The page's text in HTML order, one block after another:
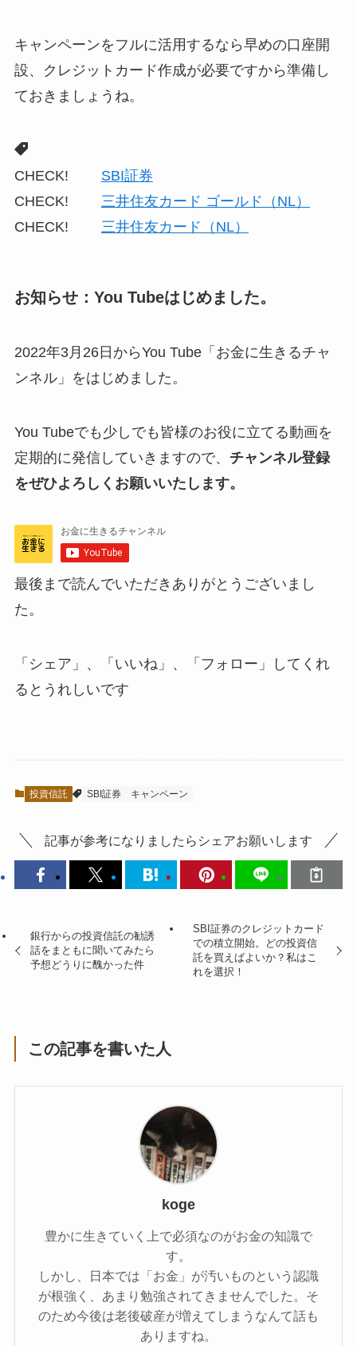
キャンペーンをフルに活用するなら早めの口座開
設、クレジットカード作成が必要ですから準備し
ておきましょうね。
CHECK!
SBI証券
CHECK!
三井住友カード ゴールド（NL）
CHECK!
三井住友カード（NL）
お知らせ：You Tubeはじめました。
2022年3月26日からYou Tube「お金に生きるチャ
ンネル」をはじめました。
You Tubeでも少しでも皆様のお役に立てる動画を
定期的に発信していきますので、 チャンネル登録
をぜひよろしくお願いいたします。
最後まで読んでいただきありがとうございまし
た。
「シェア」、「いいね」、「フォロー」してくれ
るとうれしいです
投資信託 SBI証券 キャンペーン
記事が参考になりましたらシェアお願いします
銀行からの投資信託の勧誘
話をまともに聞いてみたら
予想どうりに醜かった件
SBI証券のクレジットカード
での積立開始。どの投資信
託を買えばよいか？私はこ
れを選択！
この記事を書いた人
koge
豊かに生きていく上で必須なのがお金の知識で
す。
しかし、日本では「お金」が汚いものという認識
が根強く、あまり勉強されてきませんでした。そ
のため今後は老後破産が増えてしまうなんて話も
ありますね。